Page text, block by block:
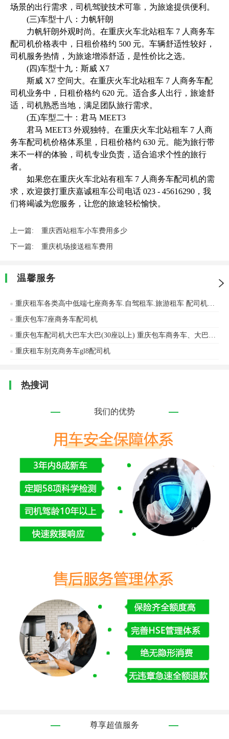
场景的出行需求，司机驾驶技术可靠，为旅途提供便利。
(三)车型十八：力帆轩朗
力帆轩朗外观时尚。在重庆火车北站租车 7 人商务车
配司机价格表中，日租价格约 500 元。车辆舒适性较好，
司机服务热情，为旅途增添舒适，是性价比之选。
(四)车型十九：斯威 X7
斯威 X7 空间大。在重庆火车北站租车 7 人商务车配
司机业务中，日租价格约 620 元。适合多人出行，旅途舒
适，司机熟悉当地，满足团队旅行需求。
(五)车型二十：君马 MEET3
君马 MEET3 外观独特。在重庆火车北站租车 7 人商
务车配司机价格体系里，日租价格约 630 元。能为旅行带
来不一样的体验，司机专业负责，适合追求个性的旅行
者。
如果您在重庆火车北站有租车 7 人商务车配司机的需
求，欢迎拨打重庆嘉诚租车公司电话 023 - 45616290，我
们将竭诚为您服务，让您的旅途轻松愉快。
上一篇: 重庆西站租车小车费用多少
下一篇: 重庆机场接送租车费用
温馨服务
重庆租车各类高中低端七座商务车.自驾租车.旅游租车 配司机租车机场接送
重庆包车7座商务车配司机
重庆包车配司机大巴车大巴(30座以上) 重庆包车商务车、大巴车、中巴车
重庆租车别克商务车gl8配司机
热搜词
我们的优势
尊享超值服务